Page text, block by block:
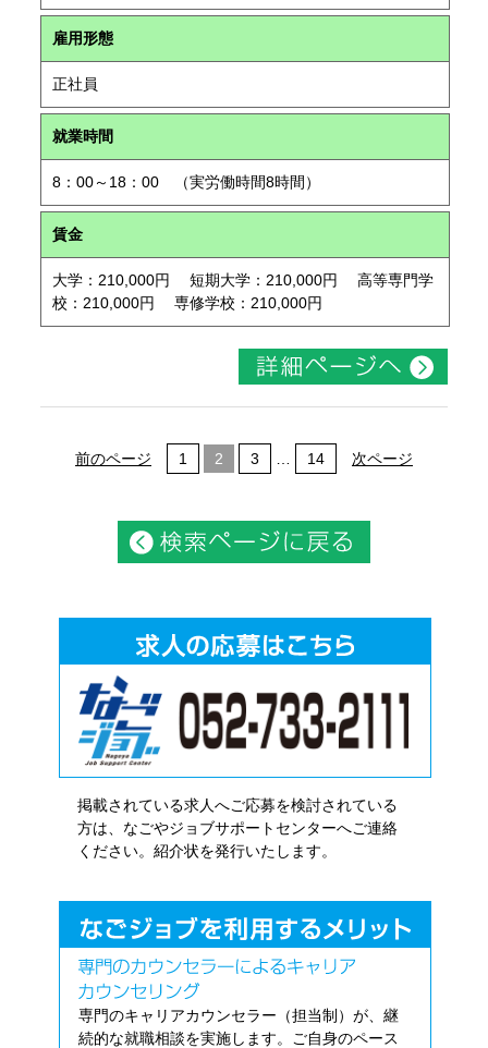
雇用形態
正社員
就業時間
8：00～18：00 （実労働時間8時間）
賃金
大学：210,000円 短期大学：210,000円 高等専門学
校：210,000円 専修学校：210,000円
前のページ 1 2 3 14 次ページ
掲載されている求人へご応募を検討されている
方は、なごやジョブサポートセンターへご連絡
ください。紹介状を発行いたします。
専門のキャリアカウンセラー（担当制）が、継
続的な就職相談を実施します。ご自身のペース